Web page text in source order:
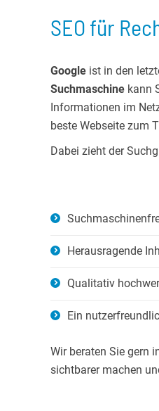
SEO für
Google ist in den
Suchmaschine kann
Informationen im
beste Webseite zum
Dabei zieht der
Herausragende
Qualitativ
Ein
Wir beraten Sie gern
sichtbarer machen